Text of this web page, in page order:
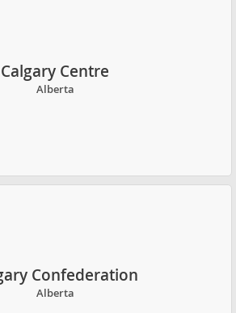
Calgary Centre
Alberta
Confederation
Alberta